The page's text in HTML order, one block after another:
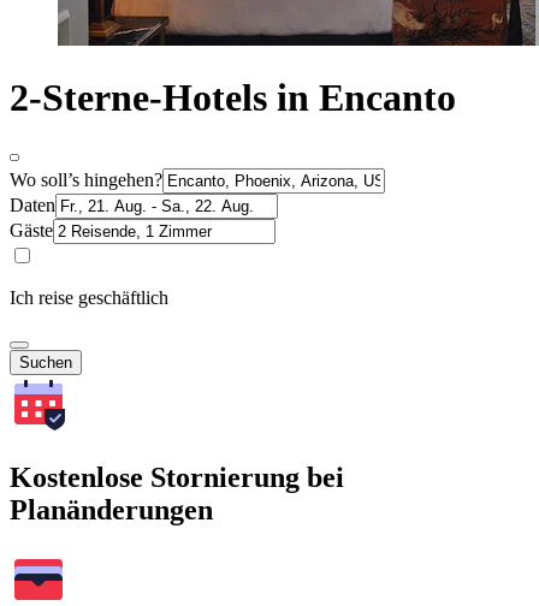
2-Sterne-Hotels in Encanto
Wo soll’s hingehen?
Daten
Gäste
Ich reise geschäftlich
Suchen
Kostenlose Stornierung bei
Planänderungen